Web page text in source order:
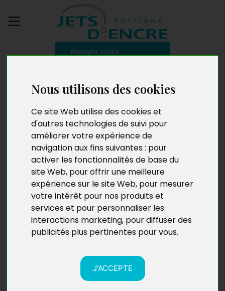
Nous utilisons des cookies
Ce site Web utilise des cookies et
d'autres technologies de suivi pour
améliorer votre expérience de
navigation aux fins suivantes : pour
activer les fonctionnalités de base du
site Web, pour offrir une meilleure
expérience sur le site Web, pour mesurer
votre intérêt pour nos produits et
services et pour personnaliser les
interactions marketing, pour diffuser des
publicités plus pertinentes pour vous.
J'ACCEPTE
Envoyez votre
Mes nuits et les jours